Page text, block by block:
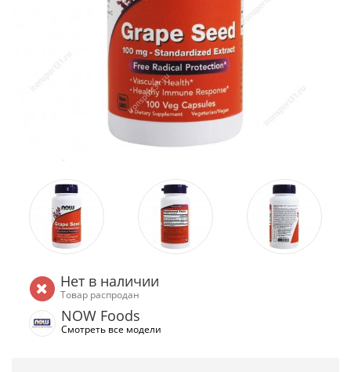
Нет в наличии
Товар распродан
NOW Foods
Смотреть все модели